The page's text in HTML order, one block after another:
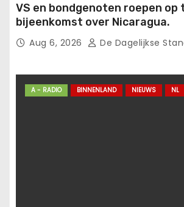
VS en bondgenoten roepen op
bijeenkomst over Nicaragua.
Aug 6, 2026 De Dagelijkse
A - RADIO BINNENLAND NIEUWS NL